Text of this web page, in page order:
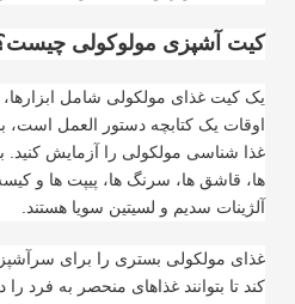
کیت آشپزی مولوکولی
یک کیت غذای مولکولی شامل
اوقات یک کتابچه دستور العمل است،
غذا شناسی مولکولی را آزمایش
ها، قاشق ها، سرنگ ها، پیپت ها و
آلژینات سدیم و لسیتین سویا هستند.
غذای مولکولی بستری را برای
کند تا بتوانند غذاهای منحصر به فرد